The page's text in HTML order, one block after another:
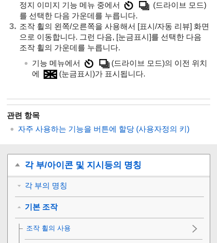
정지 이미지 기능 메뉴 중에서
(드라이브 모드)
를 선택한 다음 가운데를 누릅니다.
조작 휠의 왼쪽/오른쪽을 사용해서 [표시/자동 리뷰] 화면
으로 이동합니다. 그런 다음, [눈금표시]를 선택한 다음
조작 휠의 가운데를 누릅니다.
기능 메뉴에서
(드라이브 모드)의 이전 위치
에
(눈금표시 )가 표시됩니다.
관련 항목
자주 사용하는 기능을 버튼에 할당 (사용자정의 키 )
각 부/아이콘 및 지시등의 명칭
각 부의 명칭
기본 조작
조작 휠의 사용